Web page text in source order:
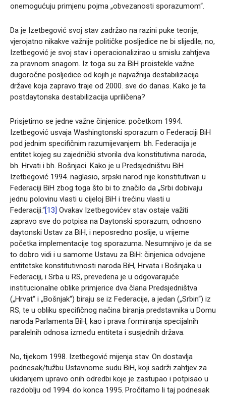
onemogućuju primjenu pojma „obvezanosti sporazumom“.
Da je Izetbegović svoj stav zadržao na razini puke teorije,
vjerojatno nikakve važnije političke posljedice ne bi slijedile; no,
Izetbegović je svoj stav i operacionalizirao u smislu zahtjeva
za pravnom snagom. Iz toga su za BiH proistekle važne
dugoročne posljedice od kojih je najvažnija destabilizacija
države koja zapravo traje od 2000. sve do danas. Kako je ta
postdaytonska destabilizacija upriličena?
Prisjetimo se jedne važne činjenice: početkom 1994.
Izetbegović usvaja Washingtonski sporazum o Federaciji BiH
pod jednim specifičnim razumijevanjem: bh. Federacija je
entitet kojeg su zajednički stvorila dva konstitutivna naroda,
bh. Hrvati i bh. Bošnjaci. Kako je u Predsjedništvu BiH
Izetbegović 1994. naglasio, srpski narod nije konstitutivan u
Federaciji BiH zbog toga što bi to značilo da „Srbi dobivaju
jednu polovinu vlasti u cijeloj BiH i trećinu vlasti u
Federaciji.“[13] Ovakav Izetbegovićev stav ostaje važiti
zapravo sve do potpisa na Daytonski sporazum, odnosno
daytonski Ustav za BiH, i neposredno poslije, u vrijeme
početka implementacije tog sporazuma. Nesumnjivo je da se
to dobro vidi i u samome Ustavu za BiH: činjenica odvojene
entitetske konstitutivnosti naroda BiH, Hrvata i Bošnjaka u
Federaciji, i Srba u RS, prevedena je u odgovarajuće
institucionalne oblike primjerice dva člana Predsjedništva
(„Hrvat“ i „Bošnjak“) biraju se iz Federacije, a jedan („Srbin“) iz
RS, te u obliku specifičnog načina biranja predstavnika u Domu
naroda Parlamenta BiH, kao i prava formiranja specijalnih
paralelnih odnosa između entiteta i susjednih država.
No, tijekom 1998. Izetbegović mijenja stav. On dostavlja
podnesak/tužbu Ustavnome sudu BiH, koji sadrži zahtjev za
ukidanjem upravo onih odredbi koje je zastupao i potpisao u
razdoblju od 1994. do konca 1995. Pročitamo li taj podnesak